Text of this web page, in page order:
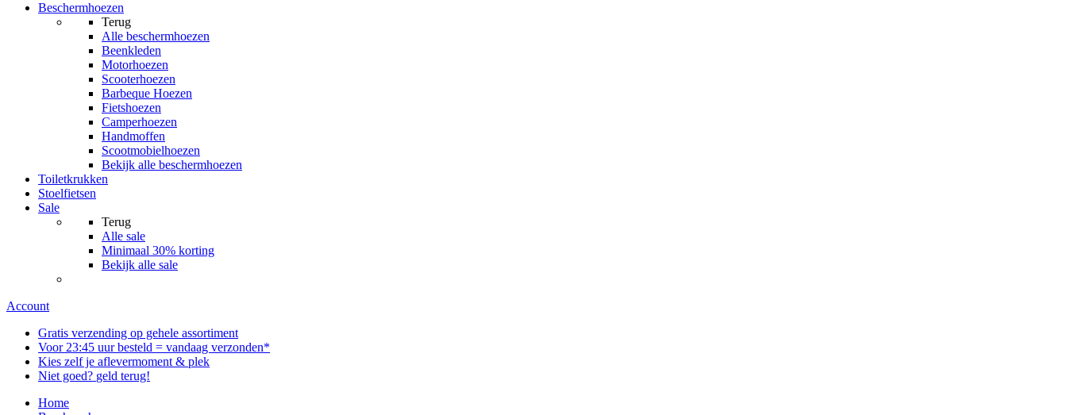
Beschermhoezen
Terug
Alle beschermhoezen
Beenkleden
Motorhoezen
Scooterhoezen
Barbeque Hoezen
Fietshoezen
Camperhoezen
Handmoffen
Scootmobielhoezen
Bekijk alle beschermhoezen
Toiletkrukken
Stoelfietsen
Sale
Terug
Alle sale
Minimaal 30% korting
Bekijk alle sale
Account
Gratis verzending op gehele assortiment
Voor 23:45 uur besteld = vandaag verzonden*
Kies zelfje aflevermoment & plek
Niet goed? geld terug!
Home